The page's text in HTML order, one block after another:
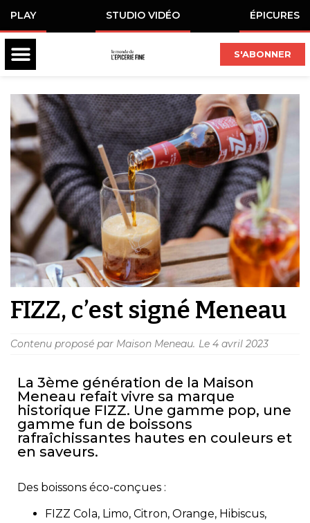
PLAY STUDIO VIDÉO ÉPICURES
S'ABONNER
FIZZ, c’est signé Meneau
Contenu proposé par Maison Meneau. Le 4 avril 2023
La 3ème génération de la Maison
Meneau refait vivre sa marque
historique FIZZ. Une gamme pop, une
gamme fun de boissons
rafraîchissantes hautes en couleurs et
en saveurs.
Des boissons éco-conçues :
FIZZ Cola, Limo, Citron, Orange, Hibiscus,